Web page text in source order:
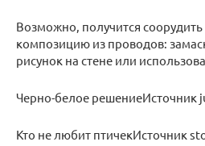
Возможно, получится
композицию из проводов:
рисунок на стене или
Черно-белое решениеИсточник
Кто не любит птичекИсточник